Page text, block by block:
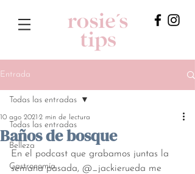
Entrada
Todas las entradas
Belleza
Gastronomía
Todas las entradas
Baños de bosque
10 ago 2021 2 min de lectura
En el podcast que grabamos juntas la
semana pasada, @_jackierueda me